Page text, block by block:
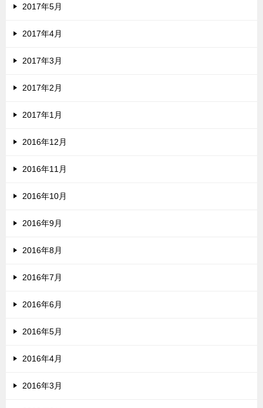
2017年5月
2017年4月
2017年3月
2017年2月
2017年1月
2016年12月
2016年11月
2016年10月
2016年9月
2016年8月
2016年7月
2016年6月
2016年5月
2016年4月
2016年3月